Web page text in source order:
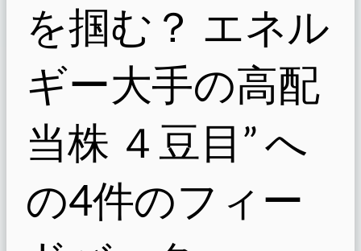
を掴む？ エネル
ギー大手の高配
当株 ４豆目” へ
の4件のフィー